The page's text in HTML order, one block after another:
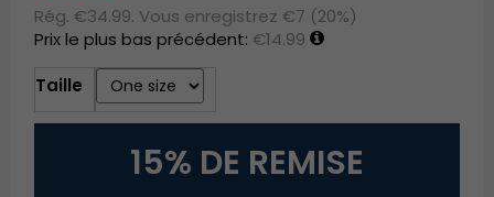
Rég. €34.99. Vous enregistrez €7 (20%)
Prix le plus bas précédent: €14.99
Taille
15% DE REMISE